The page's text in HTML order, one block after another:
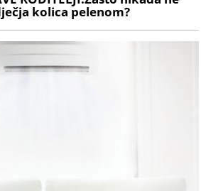
kolica pelenom?